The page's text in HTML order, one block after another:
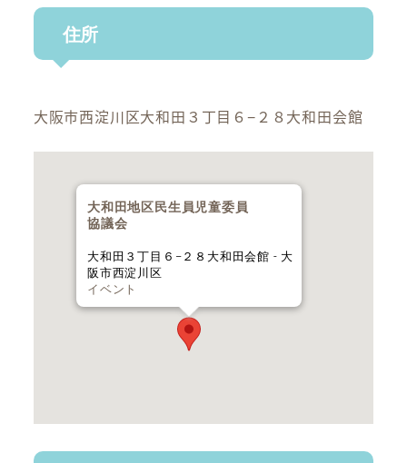
住所
大阪市西淀川区大和田３丁目６−２８大和田会館
大和田地区民生員児童委員
協議会
大和田３丁目６−２８大和田会館 - 大
阪市西淀川区
イベント